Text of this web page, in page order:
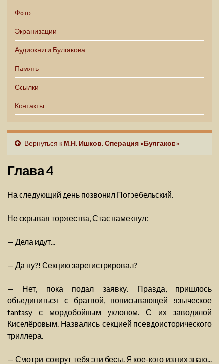
Фото
Экранизации
Аудиокниги Булгакова
Память
Ссылки
Контакты
Вернуться к М.Н. Ишков. Операция «Булгаков»
Глава 4
На следующий день позвонил Погребельский.
Не скрывая торжества, Стас намекнул:
— Дела идут...
— Да ну?! Секцию зарегистрировал?
— Нет, пока подал заявку. Правда, пришлось
объединиться с братвой, пописывающей языческое
fantasy с мордобойным уклоном. С их заводилой
Киселёровым. Назвались секцией псевдоисторического
триллера.
— Смотри, сожрут тебя эти бесы. Я кое-кого из них знаю...